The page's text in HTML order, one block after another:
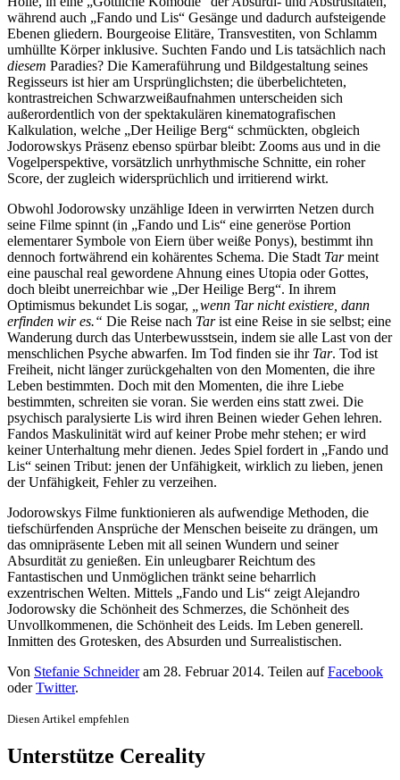
während auch „Fando und Lis“ Gesänge und dadurch aufsteigende
Ebenen gliedern. Bourgeoise Elitäre, Transvestiten, von Schlamm
umhüllte Körper inklusive. Suchten Fando und Lis tatsächlich nach
diesem Paradies? Die Kameraführung und Bildgestaltung seines
Regisseurs ist hier am Ursprünglichsten; die überbelichteten,
kontrastreichen Schwarzweißaufnahmen unterscheiden sich
außerordentlich von der spektakulären kinematografischen
Kalkulation, welche „Der Heilige Berg“ schmückten, obgleich
Jodorowskys Präsenz ebenso spürbar bleibt: Zooms aus und in die
Vogelperspektive, vorsätzlich unrhythmische Schnitte, ein roher
Score, der zugleich widersprüchlich und irritierend wirkt.
Obwohl Jodorowsky unzählige Ideen in verwirrten Netzen durch
seine Filme spinnt (in „Fando und Lis“ eine generöse Portion
elementarer Symbole von Eiern über weiße Ponys), bestimmt ihn
dennoch fortwährend ein kohärentes Schema. Die Stadt Tarmeint
eine pauschal real gewordene Ahnung eines Utopia oder Gottes,
doch bleibt unerreichbar wie „Der Heilige Berg“. In ihrem
Optimismus bekundet Lis sogar,
„wenn Tar nicht existiere, dann
erfinden wir es.“ Die Reise nach Tarist eine Reise in sie selbst; eine
Wanderung durch das Unterbewusstsein, indem sie alle Last von der
menschlichen Psyche abwarfen. Im Tod finden sie ihr Tar. Tod ist
Freiheit, nicht länger zurückgehalten von den Momenten, die ihre
Leben bestimmten. Doch mit den Momenten, die ihre Liebe
bestimmten, schreiten sie voran. Sie werden eins statt zwei. Die
psychisch paralysierte Lis wird ihren Beinen wieder Gehen lehren.
Fandos Maskulinität wird auf keiner Probe mehr stehen; er wird
keiner Unterhaltung mehr dienen. Jedes Spiel fordert in „Fando und
Lis“ seinen Tribut: jenen der Unfähigkeit, wirklich zu lieben, jenen
der Unfähigkeit, Fehler zu verzeihen.
Jodorowskys Filme funktionieren als aufwendige Methoden, die
tiefschürfenden Ansprüche der Menschen beiseite zu drängen, um
das omnipräsente Leben mit all seinen Wundern und seiner
Absurdität zu genießen. Ein unleugbarer Reichtum des
Fantastischen und Unmöglichen tränkt seine beharrlich
exzentrischen Welten. Mittels „Fando und Lis“ zeigt Alejandro
Jodorowsky die Schönheit des Schmerzes, die Schönheit des
Unvollkommenen, die Schönheit des Leids. Im Leben generell.
Inmitten des Grotesken, des Absurden und Surrealistischen.
Von Stefanie Schneideram 28. Februar 2014. Teilen aufFacebook
oderTwitter.
Diesen Artikel empfehlen
Unterstütze Cereality